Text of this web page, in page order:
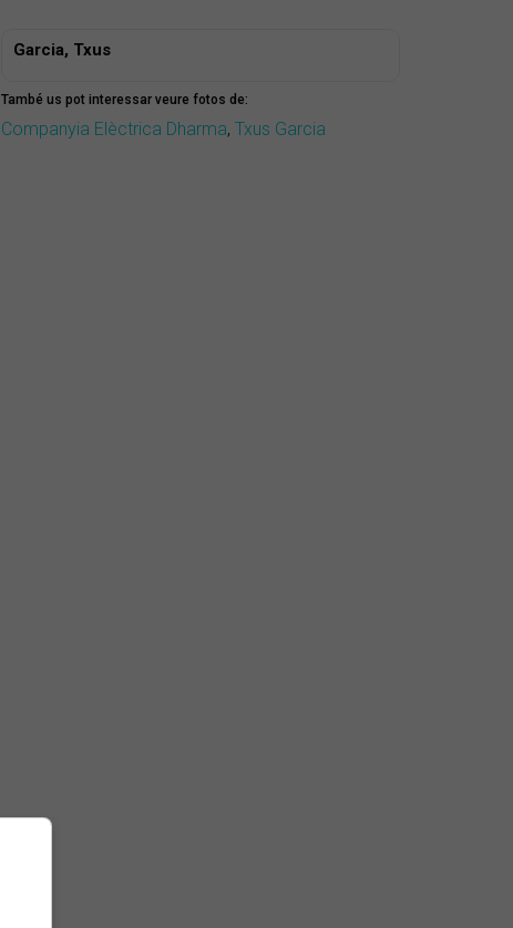
Garcia, Txus
També us pot interessar veure fotos de:
Companyia Elèctrica Dharma, Txus Garcia